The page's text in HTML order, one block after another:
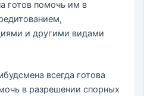
готов помочь им в
и другими видами
всегда готова
в разрешении спорных